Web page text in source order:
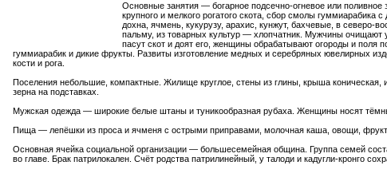
Основные занятия — богарное подсечно-огневое или поливное
крупного и мелкого рогатого скота, сбор смолы гуммиарабика
дохна, ячмень, кукурузу, арахис, кунжут, бахчевые, в северо-
пальму, из товарных культур — хлопчатник. Мужчины очищают
пасут скот и доят его, женщины обрабатывают огороды и поля
гуммиарабик и дикие фрукты. Развиты изготовление медных и серебряных ювелирных
кости и рога.
Поселения небольшие, компактные. Жилище круглое, стены из глины, крыша коническая,
зерна на подставках.
Мужская одежда — широкие белые штаны и туникообразная рубаха. Женщины носят
Пища — лепёшки из проса и ячменя с острыми приправами, молочная каша, овощи,
Основная ячейка социальной организации — большесемейная община. Группа семей
во главе. Брак патрилокален. Счёт родства патрилинейный, у талоди и кадугли-кронго